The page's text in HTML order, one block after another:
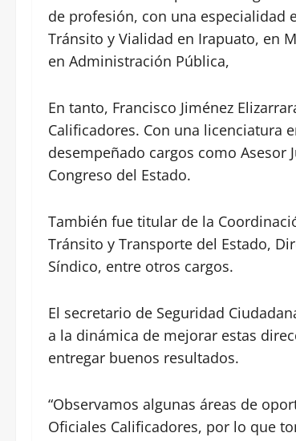
de profesión, con una especialidad
Tránsito y Vialidad en Irapuato, en
en Administración Pública,
En tanto, Francisco Jiménez
Calificadores. Con una licenciatura
desempeñado cargos como Asesor
Congreso del Estado.
También fue titular de la
Tránsito y Transporte del Estado,
Síndico, entre otros cargos.
El secretario de Seguridad
a la dinámica de mejorar estas
entregar buenos resultados.
“Observamos algunas áreas de
Oficiales Calificadores, por lo que